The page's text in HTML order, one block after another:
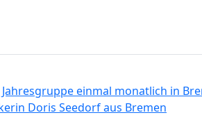
einmal monatlich in
Doris Seedorf aus Bremen